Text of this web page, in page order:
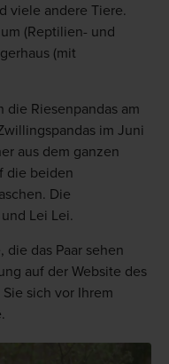
viele andere Tiere.
(Reptilien- und
(mit
Riesenpandas am
im Juni
aus dem ganzen
die beiden
Die
Lei Lei.
die das Paar sehen
auf der Website des
sich vor Ihrem